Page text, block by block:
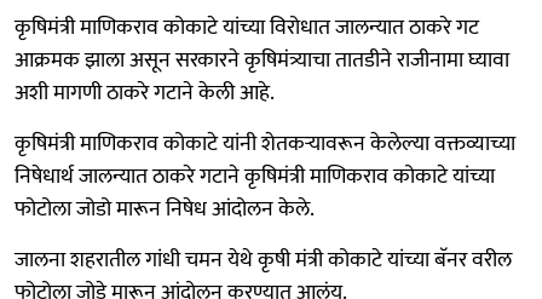
कृषिमंत्री माणिकराव कोकाटे यांच्या विरोधात जालन्यात ठाकरे गट
आक्रमक झाला असून सरकारने कृषिमंत्र्याचा तातडीने राजीनामा घ्यावा
अशी मागणी ठाकरे गटाने केली आहे.
कृषिमंत्री माणिकराव कोकाटे यांनी शेतकऱ्यावरून केलेल्या वक्तव्याच्या
निषेधार्थ जालन्यात ठाकरे गटाने कृषिमंत्री माणिकराव कोकाटे यांच्या
फोटोला जोडो मारून निषेध आंदोलन केले.
जालना शहरातील गांधी चमन येथे कृषी मंत्री कोकाटे यांच्या बॅनर वरील